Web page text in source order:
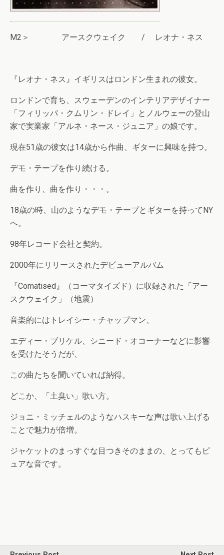
M2＞ アースクウェイク / レオナ・ネス
『レオナ・ネス』イギリスはロンドン生まれの彼女。
ロンドンで育ち、スウェーデンのインテリアデザイナー
「フィリッパ・クムリン・ドレイ」とノルウェーの登山
家で実業家「アルネ・ネース・ジュニア」の娘です。
現在51歳の彼女は14歳から作曲、ギターに興味を持つ。
デモ・テープを作り続ける。
曲を作り、曲を作り・・・。
18歳の時、山のようなデモ・テープとギターを持ってNY
へ。
98年レコード会社と契約。
2000年にリリースされたデビューアルバム
『Comatised』（コーマタイズド）に収録された「アー
スクウェイク」（地震）
音楽的にはトレイシー・チャップマン、
エディー・ブリケル、シニード・オコーナーなどに影響
を受けたそうだが、
この曲たちを聞いていれば納得。
どこか、「土臭い」歌い方。
ジョニ・ミッチェルのようなハスキーな声は歌い上げる
ことで魅力が倍増。
ジャケットのまっすぐな目つきそのままの、とってもピ
ュアな音です。